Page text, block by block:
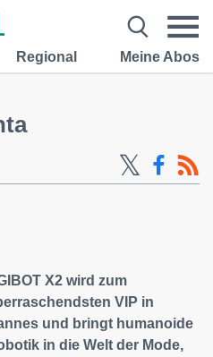
Regional Meine Abos
X2 wird zum
VIP in
und bringt humanoide
in die Welt der Mode,